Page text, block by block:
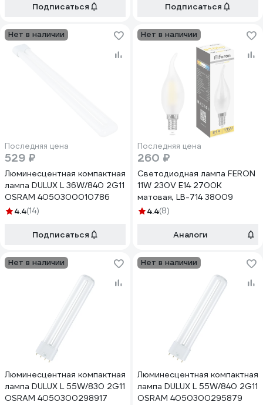
Подписаться Подписаться
Нет в наличии
Последняя цена
529 ₽
Люминесцентная компактная
лампа DULUX L 36W/840 2G11
OSRAM 4050300010786
4.4(14)
Подписаться
Нет в наличии
Последняя цена
260 ₽
Светодиодная лампа FERON
11W 230V E14 2700K
матовая, LB-714 38009
4.4(8)
Аналоги
Нет в наличии
Люминесцентная компактная
лампа DULUX L 55W/830 2G11
OSRAM 4050300298917
Нет в наличии
Люминесцентная компактная
лампа DULUX L 55W/840 2G11
OSRAM 4050300295879